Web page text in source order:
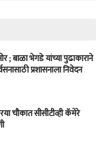
; बाळा भेगडे यांच्या पुढाकाराने
प्रशासनाला निवेदन
चौकात सीसीटीव्ही कॅमेरे